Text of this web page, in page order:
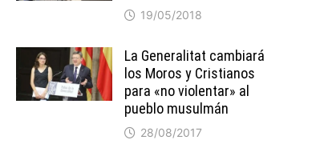
19/05/2018
La Generalitat cambiará
los Moros y Cristianos
para «no violentar» al
pueblo musulmán
28/08/2017